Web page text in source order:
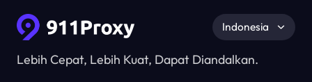
Lebih Cepat, Lebih Kuat, Dapat Diandalkan.
Indonesia